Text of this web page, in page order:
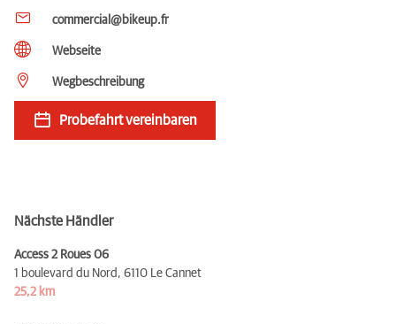
commercial@bikeup.fr
Webseite
Wegbeschreibung
Probefahrt vereinbaren
Nächste Händler
Access 2 Roues 06
1 boulevard du Nord, 6110 Le Cannet
25,2 km